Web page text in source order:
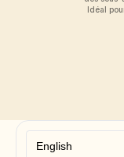
Idéal
Free Tools
FAQ
Announcement